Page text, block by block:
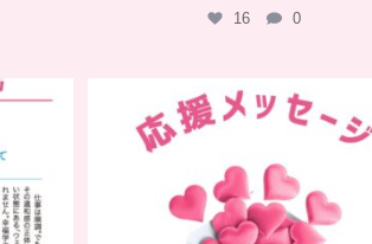
16 0
…
応援メッセージをいただきました
10